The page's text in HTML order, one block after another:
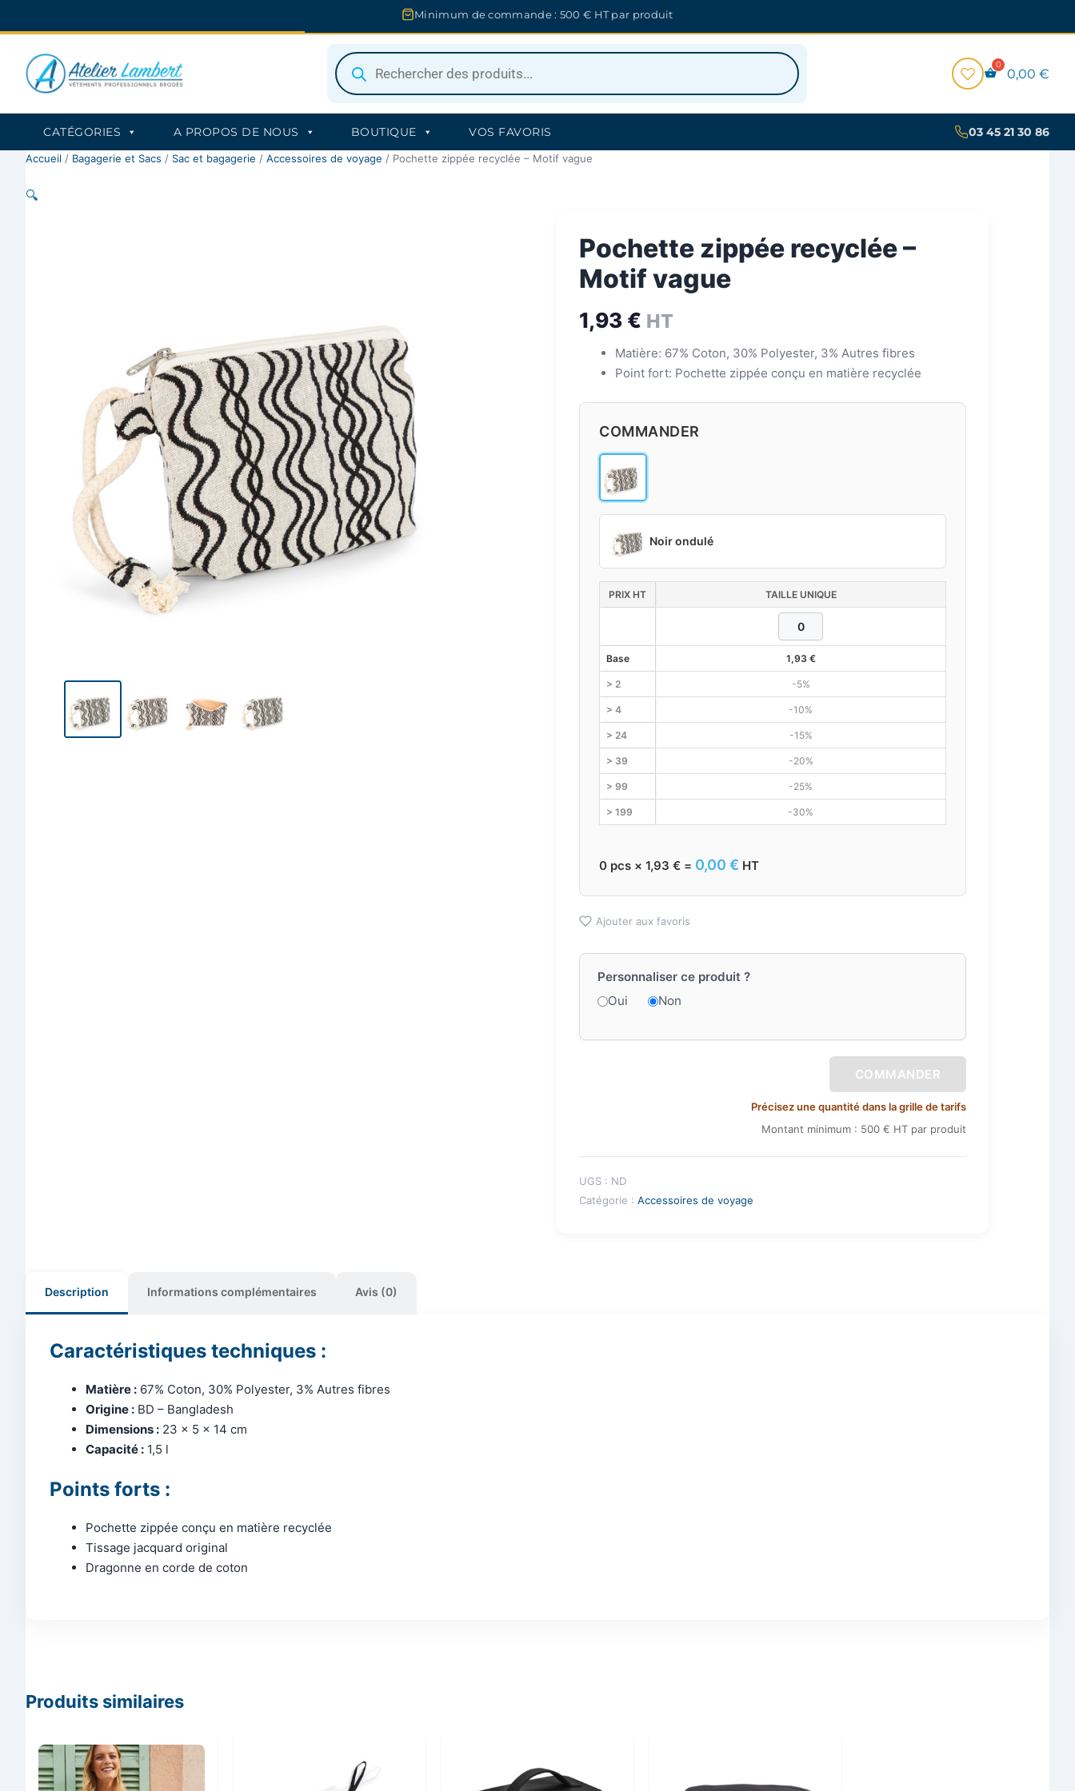
au
Minimum de commande : 500 € HT par produit
Recherche
de
produits
0,00 €
CATÉGORIES A PROPOS DE NOUS BOUTIQUE VOS FAVORIS 03 45 21 30 86
Accueil / Bagagerie et Sacs / Sac et bagagerie / Accessoires de voyage / Pochette zippée recyclée – Motif vague
🔍
Pochette zippée recyclée –
Motif vague
1,93 € HT
Matière: 67% Coton, 30% Polyester, 3% Autres fibres
Point fort: Pochette zippée conçu en matière recyclée
COMMANDER
Noir ondulé
PRIX HT TAILLE UNIQUE
Base 1,93 €
> 2 -5%
> 4 -10%
> 24 -15%
> 39 -20%
> 99 -25%
> 199 -30%
0 pcs × 1,93 € = 0,00 € HT
Ajouter aux favoris
Personnaliser ce produit ?
Oui
Non
COMMANDER
Précisez une quantité dans la grille de tarifs
Montant minimum : 500 € HT par produit
UGS : ND
Catégorie : Accessoires de voyage
Description Informations complémentaires Avis (0)
Caractéristiques techniques :
Matière : 67% Coton, 30% Polyester, 3% Autres fibres
Origine : BD – Bangladesh
Dimensions : 23 x 5 x 14 cm
Capacité : 1,5 l
Points forts :
Pochette zippée conçu en matière recyclée
Tissage jacquard original
Dragonne en corde de coton
Produits similaires